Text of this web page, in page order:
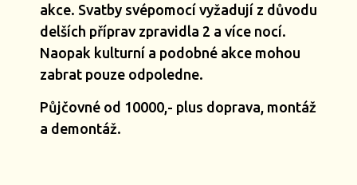
akce. Svatby svépomocí vyžadují z důvodu
delších příprav zpravidla 2 a více nocí.
Naopak kulturní a podobné akce mohou
zabrat pouze odpoledne.
Půjčovné od 10000,- plus doprava, montáž
a demontáž.